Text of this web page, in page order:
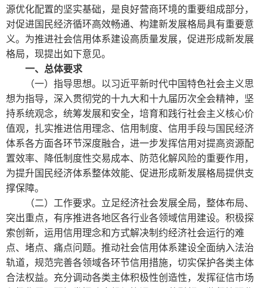
源优化配置的坚实基础，是良好营商环境的重要组成部分，
对促进国民经济循环高效畅通、构建新发展格局具有重要意
义。为推进社会信用体系建设高质量发展，促进形成新发展
格局，现提出如下意见。
一、总体要求
（一）指导思想。以习近平新时代中国特色社会主义思
想为指导，深入贯彻党的十九大和十九届历次全会精神，坚
持系统观念，统筹发展和安全，培育和践行社会主义核心价
值观，扎实推进信用理念、信用制度、信用手段与国民经济
体系各方面各环节深度融合，进一步发挥信用对提高资源配
置效率、降低制度性交易成本、防范化解风险的重要作用，
为提升国民经济体系整体效能、促进形成新发展格局提供支
撑保障。
（二）工作要求。立足经济社会发展全局，整体布局、
突出重点，有序推进各地区各行业各领域信用建设。积极探
索创新，运用信用理念和方式解决制约经济社会运行的难
点、堵点、痛点问题。推动社会信用体系建设全面纳入法治
轨道，规范完善各领域各环节信用措施，切实保护各类主体
合法权益。充分调动各类主体积极性创造性，发挥征信市场